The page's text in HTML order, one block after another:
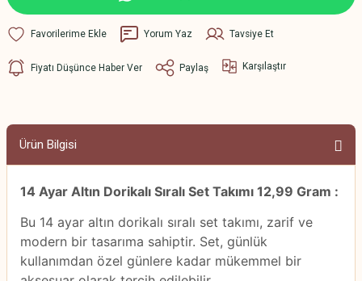
Yorum Yaz Tavsiye Et
Fiyatı Düşünce Haber Ver Paylaş Karşılaştır
Ürün Bilgisi
14 Ayar Altın Dorikalı Sıralı Set Takımı 12,99 Gram :
Bu 14 ayar altın dorikalı sıralı set takımı, zarif ve
modern bir tasarıma sahiptir. Set, günlük
kullanımdan özel günlere kadar mükemmel bir